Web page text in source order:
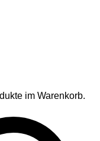
im Warenkorb.